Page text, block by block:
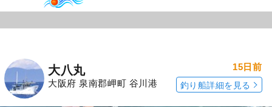
大八丸
大阪府 泉南郡岬町 谷川港
15日前
釣り船詳細を見る